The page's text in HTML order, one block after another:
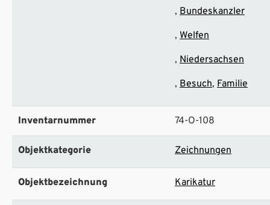
Bundeskanzler
Welfen
Niedersachsen
Besuch Familie
Inventarnummer 74-O-108
Objektkategorie Zeichnungen
Objektbezeichnung Karikatur